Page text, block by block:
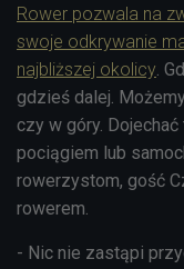
Rower pozwala na
swoje odkrywanie
najbliższej okolicy.
gdzieś dalej.
czy w góry.
pociągiem lub
rowerzystom, gość
rowerem.
- Nic nie zastąpi